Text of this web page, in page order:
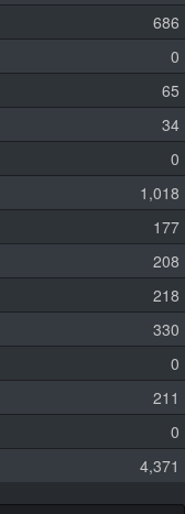
686
0
65
34
0
1,018
177
208
218
330
0
211
0
4,371